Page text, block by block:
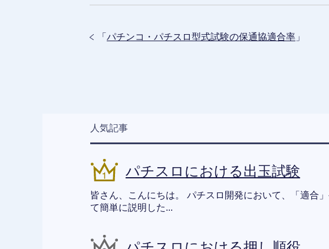
「 パチンコ・パチスロ型式試験の保通協適合率 」
人気記事
パチスロにおける出玉試験
皆さん、こんにちは。 パチスロ開発において、「適合
て簡単に説明した...